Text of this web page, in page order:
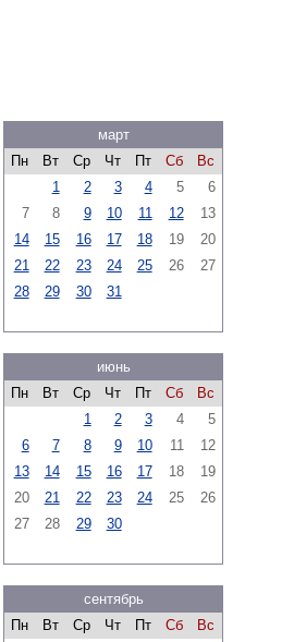
март
Пн
Вт Ср Чт Пт Сб
Вс
1
2 3 4 5
6
7
8 9 10 11 12
13
14
15 16 17 18 19
20
21
22 23 24 25 26
27
28
29 30 31
июнь
Пн
Вт Ср Чт Пт Сб
Вс
1
2 3 4
5
6
7 8 9 10 11
12
13
14 15 16 17 18
19
20
21 22 23 24 25
26
27
28 29 30
сентябрь
Пн
Вт Ср Чт Пт Сб
Вс